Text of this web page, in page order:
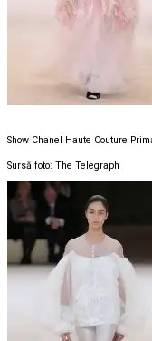
Show Chanel Haute Couture
Sursă foto: The Telegraph